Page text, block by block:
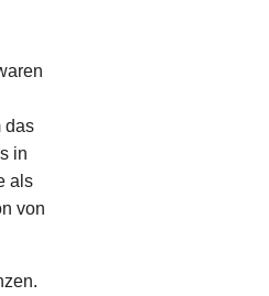
das
in
als
von